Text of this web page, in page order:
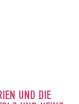
UND DIE